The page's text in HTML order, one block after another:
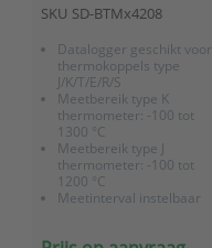
batterijgevoed met SD
kaart
SKU SD-BTMx4208
Datalogger geschikt voor
thermokoppels type
J/K/T/E/R/S
Meetbereik type K
thermometer: -100 tot
1300 °C
Meetbereik type J
thermometer: -100 tot
1200 °C
Meetinterval instelbaar